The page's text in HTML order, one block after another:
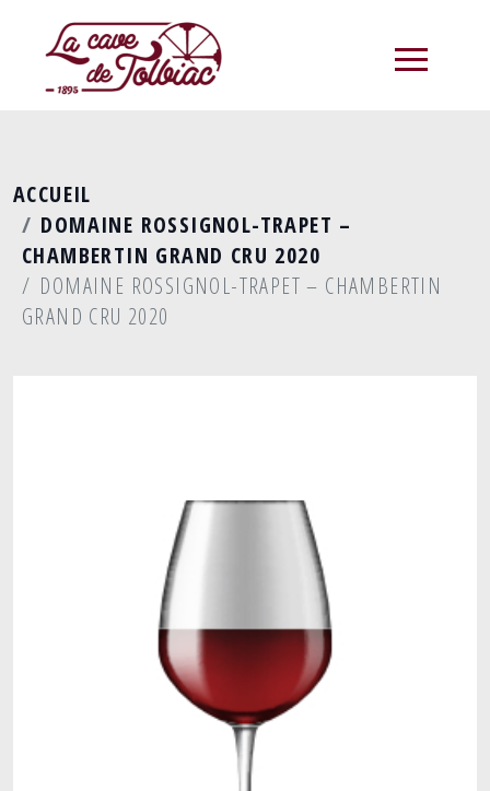
ACCUEIL
DOMAINE ROSSIGNOL-TRAPET –
CHAMBERTIN GRAND CRU 2020
DOMAINE ROSSIGNOL-TRAPET – CHAMBERTIN
GRAND CRU 2020